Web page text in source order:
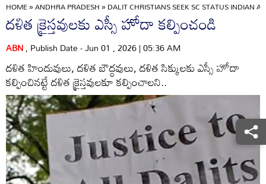
HOME»ANDHRA PRADESH»DALIT CHRISTIANS SEEK SC STATUS INDIAN
దళిత క్రైస్తవులకు ఎస్సీ హోదా కల్పించండి
ABN, Publish Date - Jun 01 , 2026 | 05:36 AM
దళిత హిందువులు, దళిత బౌద్ధవులు, దళిత సిక్కులకు ఎస్సీ హోదా
కల్పించినట్టే దళిత క్రైస్తవులకూ కల్పించాలని..